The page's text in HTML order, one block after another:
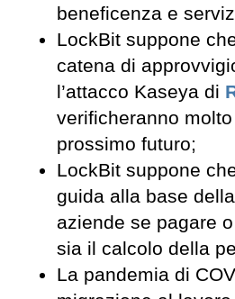
beneficenza e
LockBit suppone
catena di
l’attacco Kaseya di
verificheranno
prossimo futuro;
LockBit suppone
guida alla base
aziende se pagare
sia il calcolo della
La pandemia di